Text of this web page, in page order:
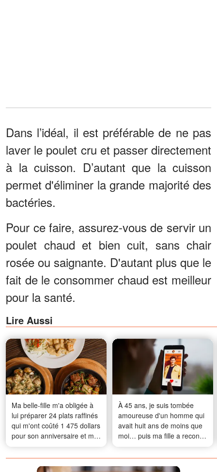
Dans l’idéal, il est préférable de ne pas
laver le poulet cru et passer directement
à la cuisson. D’autant que la cuisson
permet d'éliminer la grande majorité des
bactéries.
Pour ce faire, assurez-vous de servir un
poulet chaud et bien cuit, sans chair
rosée ou saignante. D'autant plus que le
fait de le consommer chaud est meilleur
pour la santé.
Lire Aussi
Ma belle-fille m'a obligée à
lui préparer 24 plats raffinés
qui m'ont coûté 1 475 dollars
pour son anniversaire et m'a
enfermée dans la cuisine,
mais le karma l'a vite
rattrapée
À 45 ans, je suis tombée
amoureuse d'un homme qui
avait huit ans de moins que
moi… puis ma fille a reconnu
son visage